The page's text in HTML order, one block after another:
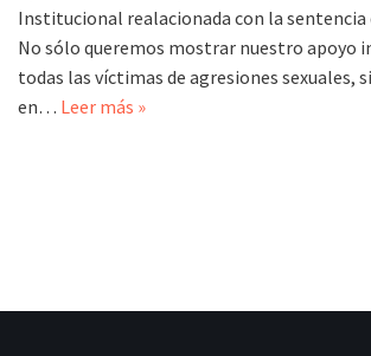
Institucional realacionada con la sentencia
No sólo queremos mostrar nuestro apoyo
todas las víctimas de agresiones sexuales,
en… Leer más »